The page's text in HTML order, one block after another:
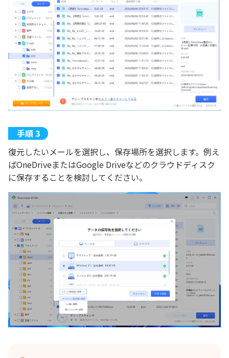
復元したいメールを選択し、保存場所を選択します。例え
ばOneDriveまたはGoogle Driveなどのクラウドディスク
に保存することを検討してください。